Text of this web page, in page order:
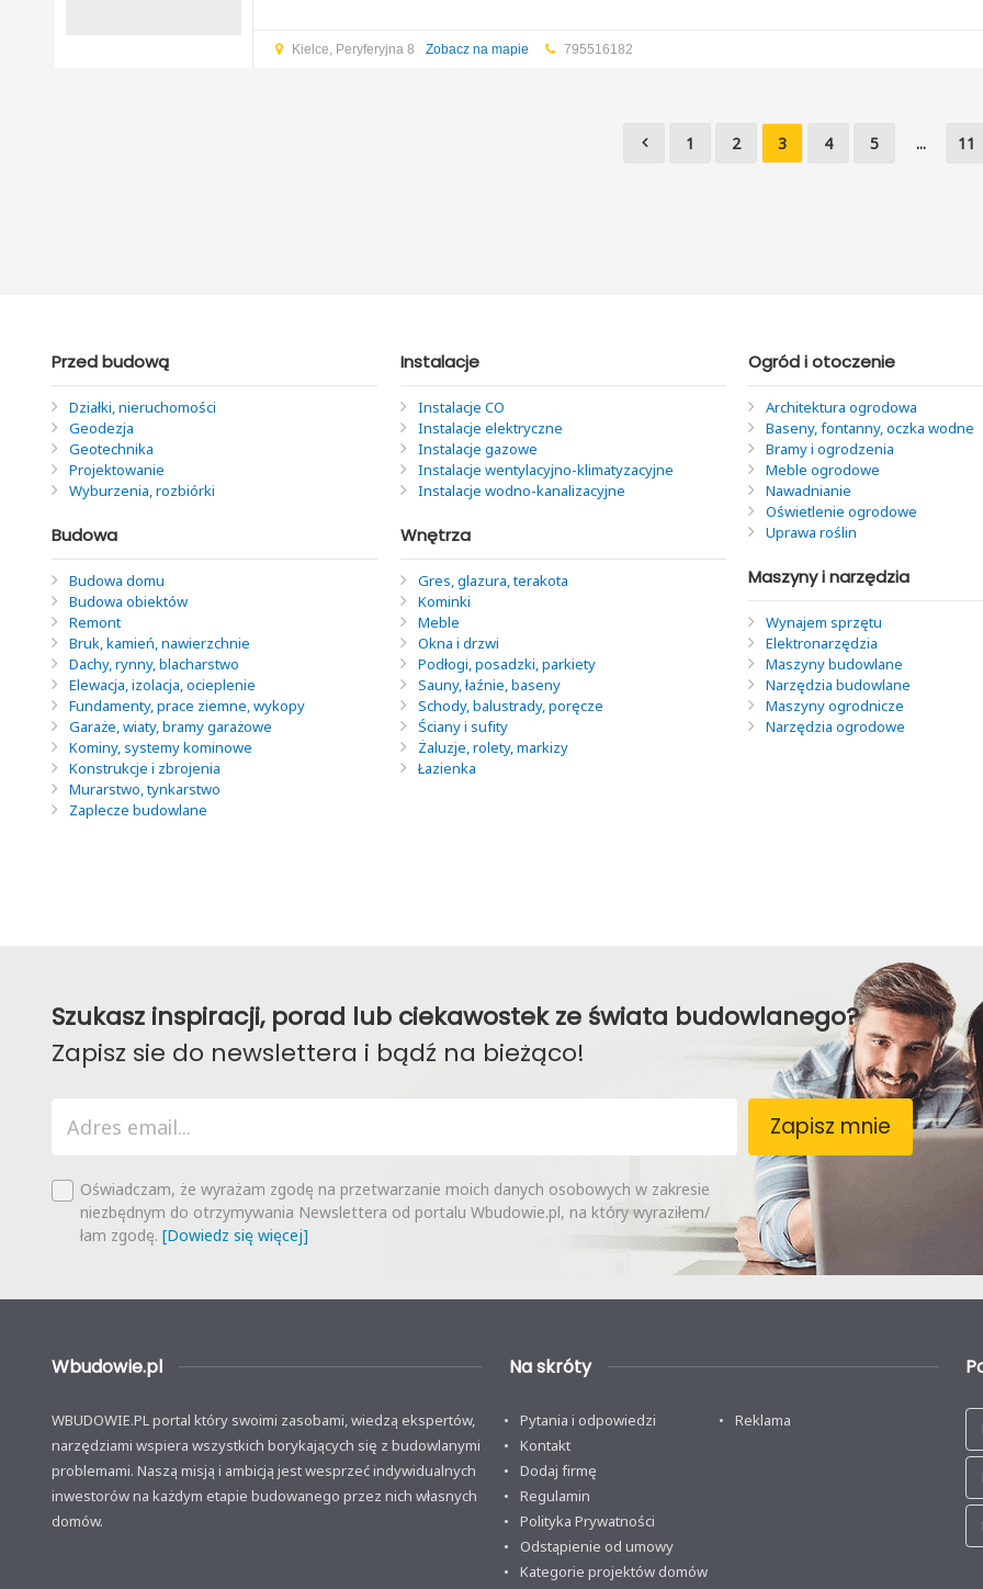
Kielce, Peryferyjna 8 Zobacz na mapie 795516182
1 2 3 4 5 ... 11
Przed budową
Działki, nieruchomości
Geodezja
Geotechnika
Projektowanie
Wyburzenia, rozbiórki
Budowa
Budowa domu
Budowa obiektów
Remont
Bruk, kamień, nawierzchnie
Dachy, rynny, blacharstwo
Elewacja, izolacja, ocieplenie
Fundamenty, prace ziemne, wykopy
Garaże, wiaty, bramy garażowe
Kominy, systemy kominowe
Konstrukcje i zbrojenia
Murarstwo, tynkarstwo
Zaplecze budowlane
Instalacje
Instalacje CO
Instalacje elektryczne
Instalacje gazowe
Instalacje wentylacyjno-klimatyzacyjne
Instalacje wodno-kanalizacyjne
Wnętrza
Gres, glazura, terakota
Kominki
Meble
Okna i drzwi
Podłogi, posadzki, parkiety
Sauny, łaźnie, baseny
Schody, balustrady, poręcze
Ściany i sufity
Żaluzje, rolety, markizy
Łazienka
Ogród i otoczenie
Architektura ogrodowa
Baseny, fontanny, oczka wodne
Bramy i ogrodzenia
Meble ogrodowe
Nawadnianie
Oświetlenie ogrodowe
Uprawa roślin
Maszyny i narzędzia
Wynajem sprzętu
Elektronarzędzia
Maszyny budowlane
Narzędzia budowlane
Maszyny ogrodnicze
Narzędzia ogrodowe
Szukasz inspiracji, porad lub ciekawostek ze świata budowlanego?
Zapisz sie do newslettera i bądź na bieżąco!
Zapisz mnie
Oświadczam, że wyrażam zgodę na przetwarzanie moich danych osobowych w zakresie
niezbędnym do otrzymywania Newslettera od portalu Wbudowie.pl, na który wyraziłem/
łam zgodę. [Dowiedz się więcej]
Wbudowie.pl
WBUDOWIE.PL portal który swoimi zasobami, wiedzą ekspertów,
narzędziami wspiera wszystkich borykających się z budowlanymi
problemami. Naszą misją i ambicją jest wesprzeć indywidualnych
inwestorów na każdym etapie budowanego przez nich własnych
domów.
Na skróty
Pytania i odpowiedzi
Kontakt
Dodaj firmę
Regulamin
Polityka Prywatności
Odstąpienie od umowy
Kategorie projektów domów
Reklama